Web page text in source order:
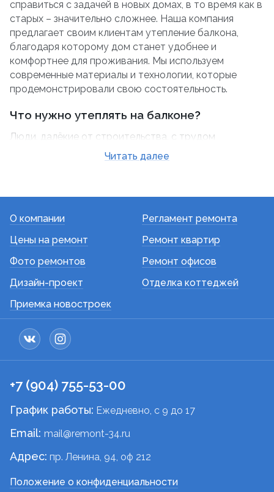
справиться с задачей в новых домах, в то время как в
старых – значительно сложнее. Наша компания
предлагает своим клиентам утепление балкона,
благодаря которому дом станет удобнее и
комфортнее для проживания. Мы используем
современные материалы и технологии, которые
продемонстрировали свою состоятельность.
Что нужно утеплять на балконе?
Люди, далёкие от строительства, с трудом
представляют себе данную задачу. Тепло уходит
через стены, окна, крышу и пол, поэтому утепление
весь балкон:
Замена старой лоджии на двухкамерные
стеклопакеты;
Утепление подоконного пространства и стен;
Монтаж тёплого пола или радиатора;
Утепление потолка.
Материалы, которые используются для
Пенопласт.Это наиболее доступное и
экономичное решение. Тем не менее,
теплоизоляция получается средней по своему
качеству из-за наличия швов и малой толщины
системой шип-паз, поэтому количество мостиков
Читать далее
О компании
Цены на ремонт
Фото ремонтов
Дизайн-проект
Приемка новостроек
Регламент ремонта
Ремонт квартир
Ремонт офисов
Отделка коттеджей
+7 (904) 755-53-00
График работы: Ежедневно, c 9 до 17
Email: mail@remont-34.ru
Адрес: пр. Ленина, 94, оф 212
Положение о конфиденциальности